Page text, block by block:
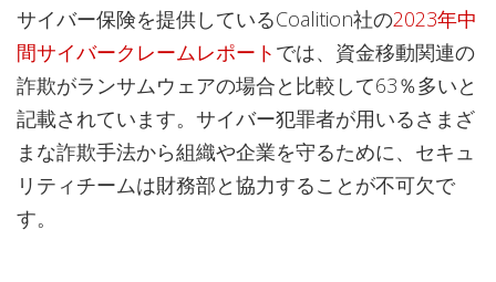
サイバー保険を提供しているCoalition社の2023年中
間サイバークレームレポート では、資金移動関連の
詐欺がランサムウェアの場合と比較して63％多いと
記載されています。サイバー犯罪者が用いるさまざ
まな詐欺手法から組織や企業を守るために、セキュ
リティチームは財務部と協力することが不可欠で
す。